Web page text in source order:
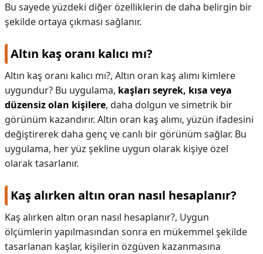
Bu sayede yüzdeki diğer özelliklerin de daha belirgin bir
şekilde ortaya çıkması sağlanır.
Altın kaş oranı kalıcı mı?
Altın kaş oranı kalıcı mı?, Altın oran kaş alımı kimlere
uygundur? Bu uygulama, kaşları seyrek, kısa veya
düzensiz olan kişilere, daha dolgun ve simetrik bir
görünüm kazandırır. Altın oran kaş alımı, yüzün ifadesini
değiştirerek daha genç ve canlı bir görünüm sağlar. Bu
uygulama, her yüz şekline uygun olarak kişiye özel
olarak tasarlanır.
Kaş alırken altın oran nasıl hesaplanır?
Kaş alırken altın oran nasıl hesaplanır?, Uygun
ölçümlerin yapılmasından sonra en mükemmel şekilde
tasarlanan kaşlar, kişilerin özgüven kazanmasına